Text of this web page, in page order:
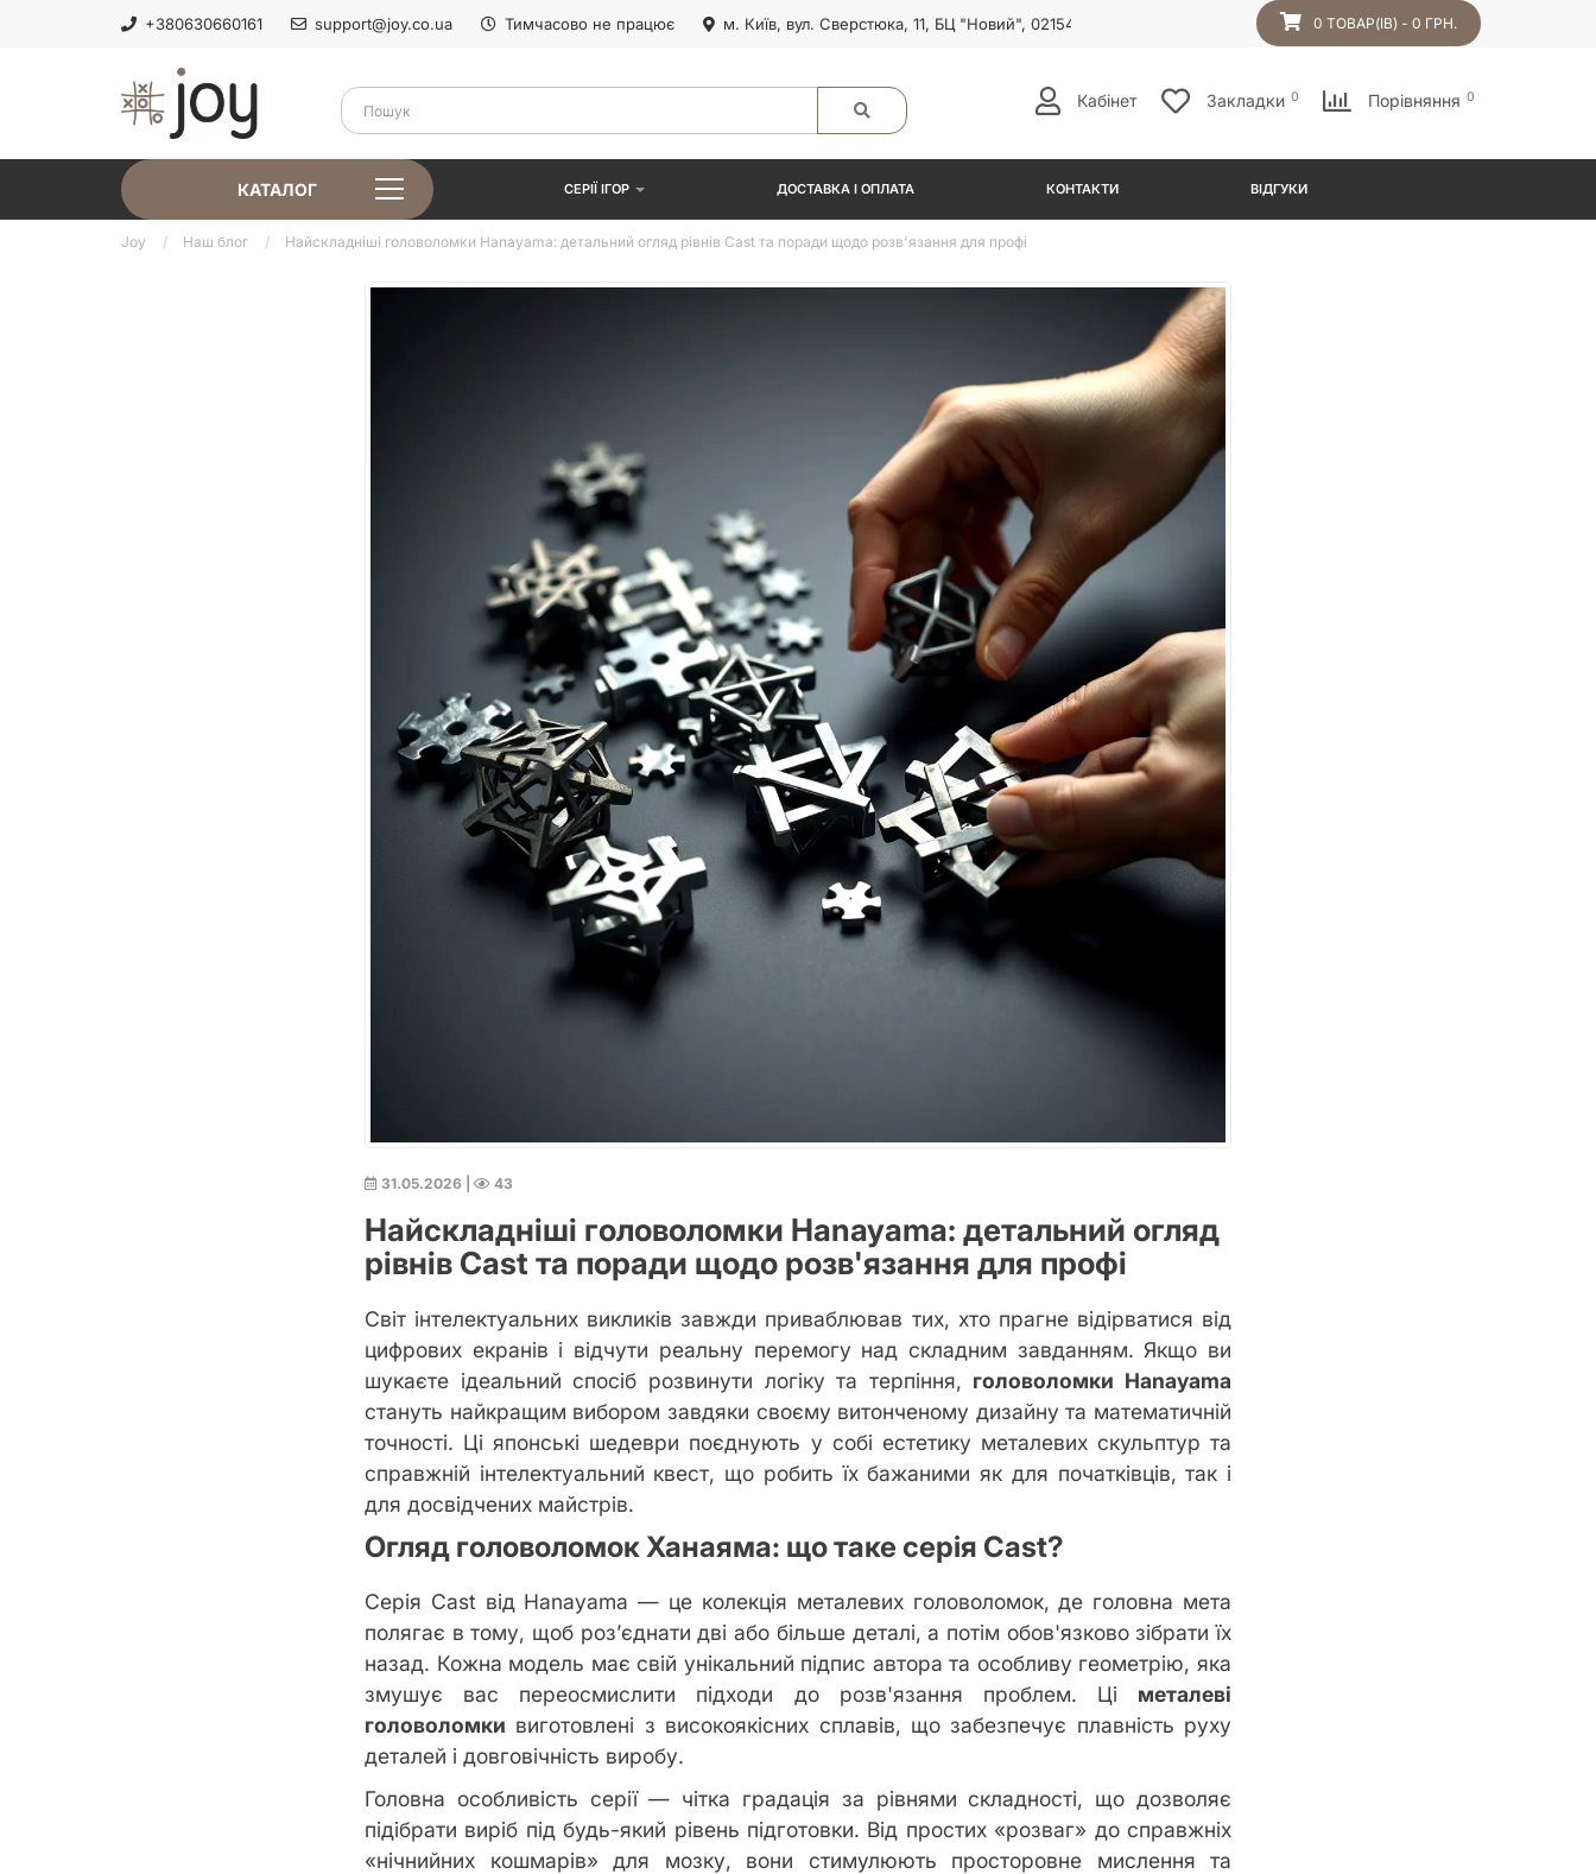
+380630660161 support@joy.co.ua Тимчасово не працює м. Київ, вул. Сверстюка, 11, БЦ "Новий", 02154 0 ТОВАР(ІВ) - 0 ГРН.
Кабінет Закладки 0 Порівняння 0
КАТАЛОГ СЕРІЇ ІГОР ДОСТАВКА І ОПЛАТА КОНТАКТИ ВІДГУКИ
Joy Наш блог Найскладніші головоломки Hanayama: детальний огляд рівнів Cast та поради щодо розв'язання для профі
31.05.2026 43
Найскладніші головоломки Hanayama: детальний огляд
рівнів Cast та поради щодо розв'язання для профі
Світ інтелектуальних викликів завжди приваблював тих, хто прагне відірватися від
цифрових екранів і відчути реальну перемогу над складним завданням. Якщо ви
шукаєте ідеальний спосіб розвинути логіку та терпіння, головоломки Hanayama
стануть найкращим вибором завдяки своєму витонченому дизайну та математичній
точності. Ці японські шедеври поєднують у собі естетику металевих скульптур та
справжній інтелектуальний квест, що робить їх бажаними як для початківців, так і
для досвідчених майстрів.
Огляд головоломок Ханаяма: що таке серія Cast?
Серія Cast від Hanayama — це колекція металевих головоломок, де головна мета
полягає в тому, щоб роз’єднати дві або більше деталі, а потім обов'язково зібрати їх
назад. Кожна модель має свій унікальний підпис автора та особливу геометрію, яка
змушує вас переосмислити підходи до розв'язання проблем. Ці металеві
головоломки виготовлені з високоякісних сплавів, що забезпечує плавність руху
деталей і довговічність виробу.
Головна особливість серії — чітка градація за рівнями складності, що дозволяє
підібрати виріб під будь-який рівень підготовки. Від простих «розваг» до справжніх
«нічнийних кошмарів» для мозку, вони стимулюють просторовне мислення та